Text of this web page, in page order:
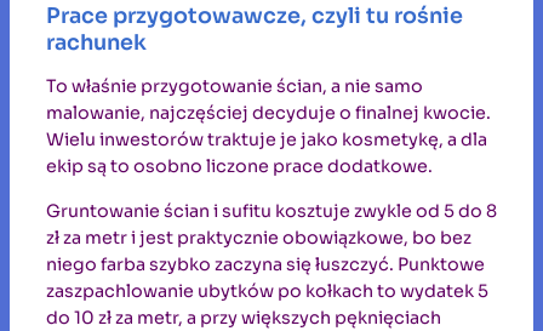
Prace przygotowawcze, czyli tu rośnie
rachunek
To właśnie przygotowanie ścian, a nie samo
malowanie, najczęściej decyduje o finalnej kwocie.
Wielu inwestorów traktuje je jako kosmetykę, a dla
ekip są to osobno liczone prace dodatkowe.
Gruntowanie ścian i sufitu kosztuje zwykle od 5 do 8
zł za metr i jest praktycznie obowiązkowe, bo bez
niego farba szybko zaczyna się łuszczyć. Punktowe
zaszpachlowanie ubytków po kołkach to wydatek 5
do 10 zł za metr, a przy większych pęknięciach